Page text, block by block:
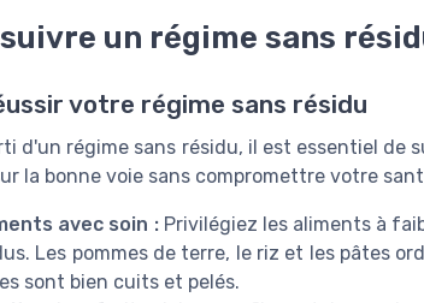
un régime sans
votre régime sans résidu
d'un régime sans résidu, il est essentiel de
la bonne voie sans compromettre votre
avec soin :Privilégiez les aliments à
Les pommes de terre, le riz et les pâtes
sont bien cuits et pelés.